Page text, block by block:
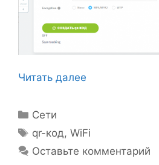
Читать далее
Рубрики
Сети
Метки
qr-код,WiFi
Оставьте комментарий